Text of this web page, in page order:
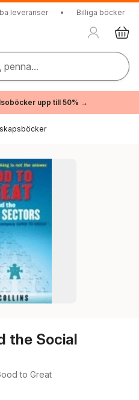
leveranser • Billiga böcker
penna...
upp till 50% →
the Social
to Great